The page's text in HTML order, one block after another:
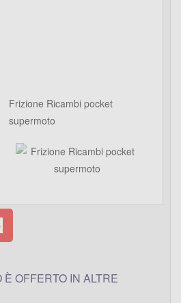
Frizione Ricambi pocket
supermoto
OFFERTO IN ALTRE